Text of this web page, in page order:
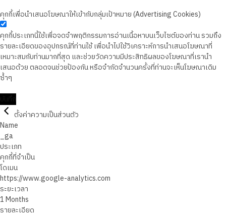
คุกกี้เพื่อนำเสนอโฆษณาให้เข้ากับกลุ่มเป้าหมาย (Advertising Cookies)
คุกกี้ประเภทนี้ใช้เพื่อจดจำพฤติกรรมการอ่านเนื้อหาบนเว็บไซต์ของท่าน รวมถึง
รายละเอียดของอุปกรณ์ที่ท่านใช้ เพื่อนำไปใช้วิเคราะห์การนำเสนอโฆษณาที่
เหมาะสมกับท่านมากที่สุด และช่วยวัดความมีประสิทธิผลของโฆษณาที่เรานำ
เสนอด้วย ตลอดจนช่วยป้องกัน หรือจำกัดจำนวนครั้งที่ท่านจะเห็นโฆษณาเดิม
ซ้ำๆ
ตั้งค่าความเป็นส่วนตัว
Name
_ga
ประเภท
คุกกี้ที่จำเป็น
โดเมน
https://www.google-analytics.com
ระยะเวลา
1 Months
รายละเอียด